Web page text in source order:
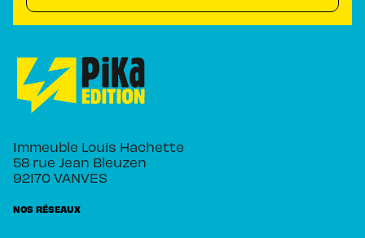
Immeuble Louis Hachette
58 rue Jean Bleuzen
92170 VANVES
NOS RÉSEAUX